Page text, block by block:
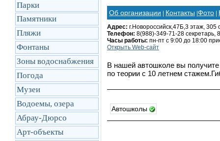
Парки
Памятники
Пляжи
Фонтаны
Зоны водоснабжения
Погода
Музеи
Водоемы, озера
Абрау-Дюрсо
Арт-объекты
Об организации Контакты Фото
Адрес: г.Новороссийск,47Б,3 этаж, 305
Телефон: 8(988)-349-71-28 секретарь,
Часы работы: пн-пт с 9:00 до 18:00
Открыть Web-сайт
В нашей автошколе вы
по теории с 10 летнем
Автошколы